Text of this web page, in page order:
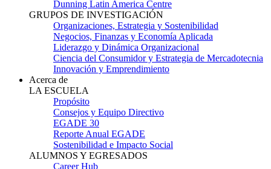
Dunning Latin America Centre
GRUPOS DE INVESTIGACIÓN
Organizaciones, Estrategia y Sostenibilidad
Negocios, Finanzas y Economía Aplicada
Liderazgo y Dinámica Organizacional
Ciencia del Consumidor y Estrategia de Mercadotecnia
Innovación y Emprendimiento
Acerca de
LA ESCUELA
Propósito
Consejos y Equipo Directivo
EGADE 30
Reporte Anual EGADE
Sostenibilidad e Impacto Social
ALUMNOS Y EGRESADOS
Career Hub